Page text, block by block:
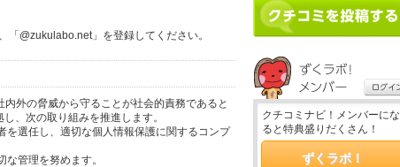
@zukulabo.net」を登録してください。
外の脅威から守ることが社会的責務であると
、次の取り組みを推進します。
を選任し、適切な個人情報保護に関するコンプ
管理を努めます。
クチコミナビ！メンバーにな
ると特典盛りだくさん！
ずくラボ！